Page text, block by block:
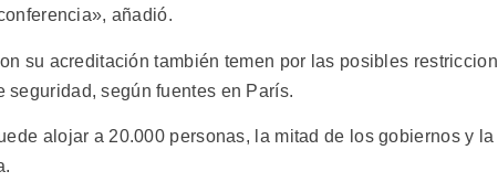
añadió.
su acreditación también temen por las posibles
seguridad, según fuentes en París.
alojar a 20.000 personas, la mitad de los gobiernos y la